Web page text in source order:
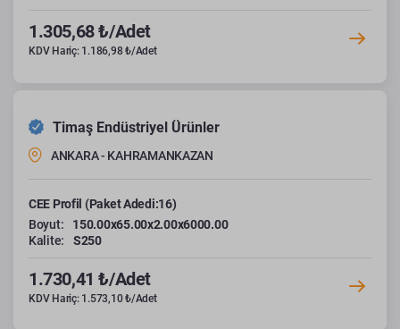
1.305,68 ₺/Adet
KDV Hariç: 1.186,98 ₺/Adet
Timaş Endüstriyel Ürünler
ANKARA - KAHRAMANKAZAN
CEE Profil (Paket Adedi:16)
Boyut:
150.00x65.00x2.00x6000.00
Kalite:
S250
1.730,41 ₺/Adet
KDV Hariç: 1.573,10 ₺/Adet